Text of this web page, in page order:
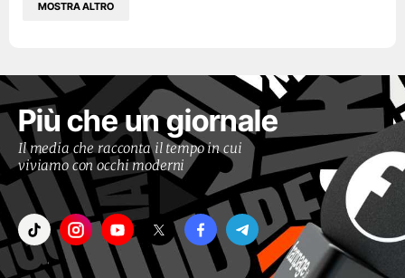
MOSTRA ALTRO
Più che un giornale
Il media che racconta il tempo in cui
viviamo con occhi moderni